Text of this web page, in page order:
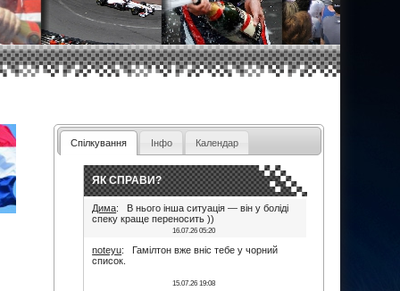
Спілкування Інфо Календар
ЯК СПРАВИ?
Дима: В нього інша ситуація — він у боліді
спеку краще переносить ))
16.07.26 05:20
noteyu: Гамілтон вже вніс тебе у чорний
список.
15.07.26 19:08